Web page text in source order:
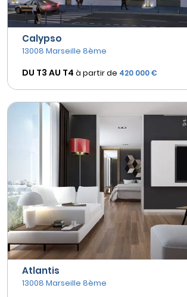
Calypso
13008 Marseille 8ème
DU T3 AU T4 à partir de 420 000 €
Atlantis
13008 Marseille 8ème